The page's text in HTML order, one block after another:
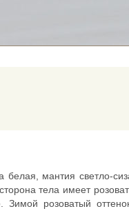
мантия светло-
тела имеет
Зимой розоватый